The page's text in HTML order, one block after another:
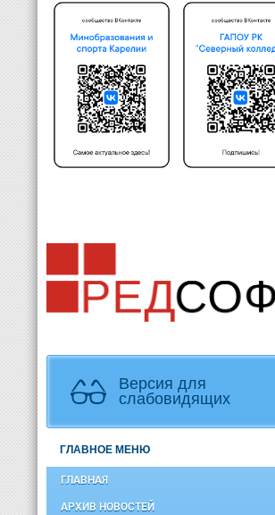
Версия для
слабовидящих
ГЛАВНОЕ МЕНЮ
ГЛАВНАЯ
АРХИВ НОВОСТЕЙ